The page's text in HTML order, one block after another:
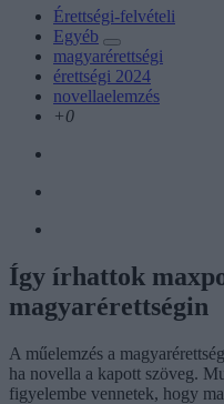
Érettségi-felvételi
Egyéb
magyarérettségi
érettségi 2024
novellaelemzés
+0
Így írhattok
magyarérettségin
A műelemzés a
ha novella a kapott szöveg.
figyelembe vennetek, hogy